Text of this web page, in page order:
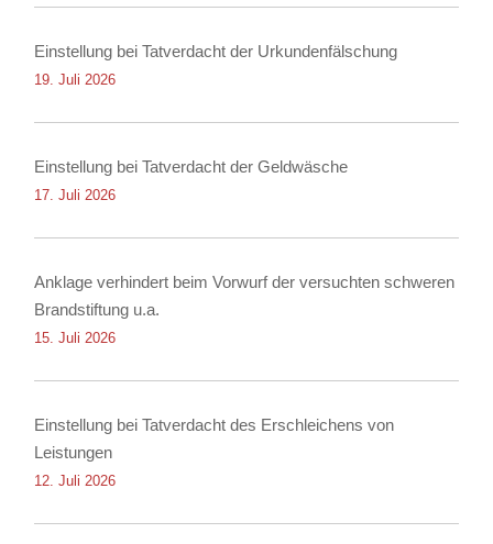
Einstellung bei Tatverdacht der Urkundenfälschung
19. Juli 2026
Einstellung bei Tatverdacht der Geldwäsche
17. Juli 2026
Anklage verhindert beim Vorwurf der versuchten schweren
Brandstiftung u.a.
15. Juli 2026
Einstellung bei Tatverdacht des Erschleichens von
Leistungen
12. Juli 2026